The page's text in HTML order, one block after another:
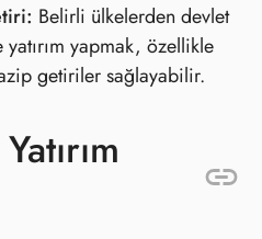
Belirli ülkelerden devlet
yapmak, özellikle
getiriler sağlayabilir.